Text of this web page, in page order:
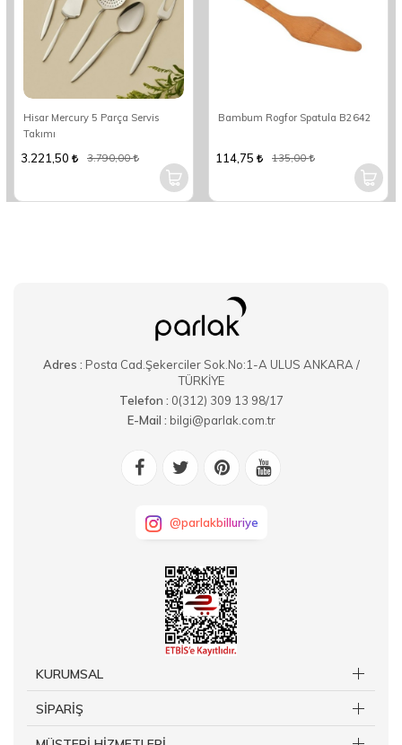
Hisar Mercury 5 Parça Servis
Takımı
3.221,50 3.790,00
Bambum Rogfor Spatula B2642
114,75 135,00
Adres : Posta Cad.Şekerciler Sok.No:1-A ULUS ANKARA /
TÜRKİYE
Telefon : 0(312) 309 13 98/17
E-Mail : bilgi@parlak.com.tr
@parlakbilluriye
KURUMSAL
SİPARİŞ